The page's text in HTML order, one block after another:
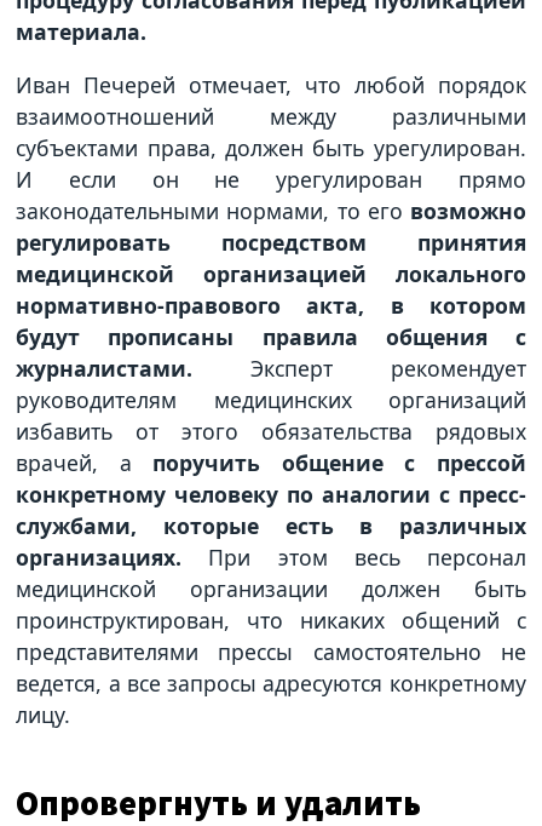
материала.
Иван Печерей отмечает, что любой порядок
взаимоотношений между различными
субъектами права, должен быть урегулирован.
И если он не урегулирован прямо
законодательными нормами, то его возможно
регулировать посредством принятия
медицинской организацией локального
нормативно-правового акта, в котором
будут прописаны правила общения с
журналистами. Эксперт рекомендует
руководителям медицинских организаций
избавить от этого обязательства рядовых
врачей, а поручить общение с прессой
конкретному человеку по аналогии с пресс-
службами, которые есть в различных
организациях. При этом весь персонал
медицинской организации должен быть
проинструктирован, что никаких общений с
представителями прессы самостоятельно не
ведется, а все запросы адресуются конкретному
лицу.
Опровергнуть и удалить